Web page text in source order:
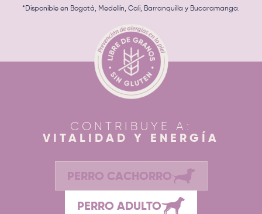
*Disponible en Bogotá, Medellín, Cali, Barranquilla y Bucaramanga.
CONTRIBUYE A:
VITALIDAD Y ENERGÍA
PERRO CACHORRO
PERRO ADULTO